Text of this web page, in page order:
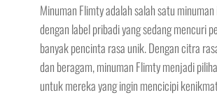
Minuman Flimty adalah salah satu
dengan label pribadi yang sedang mencuri
banyak pencinta rasa unik. Dengan citra
dan beragam, minuman Flimty menjadi
untuk mereka yang ingin mencicipi